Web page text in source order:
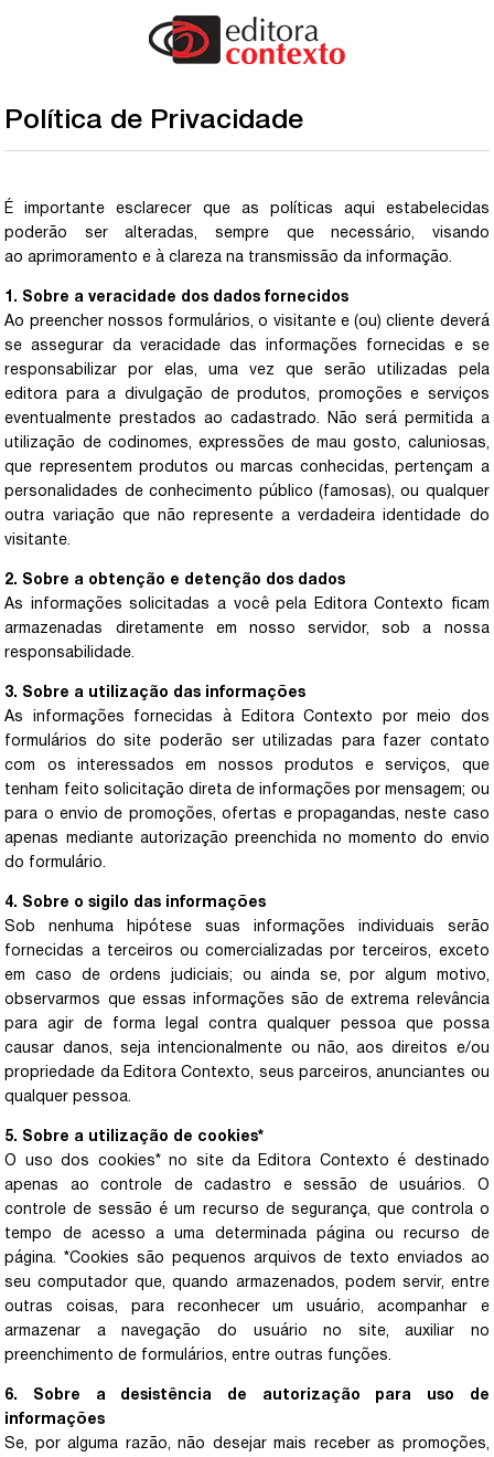
Política de Privacidade
É importante esclarecer que as políticas aqui estabelecidas
poderão ser alteradas, sempre que necessário, visando
ao aprimoramento e à clareza na transmissão da informação.
1. Sobre a veracidade dos dados fornecidos
Ao preencher nossos formulários, o visitante e (ou) cliente deverá
se assegurar da veracidade das informações fornecidas e se
responsabilizar por elas, uma vez que serão utilizadas pela
editora para a divulgação de produtos, promoções e serviços
eventualmente prestados ao cadastrado. Não será permitida a
utilização de codinomes, expressões de mau gosto, caluniosas,
que representem produtos ou marcas conhecidas, pertençam a
personalidades de conhecimento público (famosas), ou qualquer
outra variação que não represente a verdadeira identidade do
visitante.
2. Sobre a obtenção e detenção dos dados
As informações solicitadas a você pela Editora Contexto ficam
armazenadas diretamente em nosso servidor, sob a nossa
responsabilidade.
3. Sobre a utilização das informações
As informações fornecidas à Editora Contexto por meio dos
formulários do site poderão ser utilizadas para fazer contato
com os interessados em nossos produtos e serviços, que
tenham feito solicitação direta de informações por mensagem; ou
para o envio de promoções, ofertas e propagandas, neste caso
apenas mediante autorização preenchida no momento do envio
do formulário.
4. Sobre o sigilo das informações
Sob nenhuma hipótese suas informações individuais serão
fornecidas a terceiros ou comercializadas por terceiros, exceto
em caso de ordens judiciais; ou ainda se, por algum motivo,
observarmos que essas informações são de extrema relevância
para agir de forma legal contra qualquer pessoa que possa
causar danos, seja intencionalmente ou não, aos direitos e/ou
propriedade da Editora Contexto, seus parceiros, anunciantes ou
qualquer pessoa.
5. Sobre a utilização de cookies*
O uso dos cookies* no site da Editora Contexto é destinado
apenas ao controle de cadastro e sessão de usuários. O
controle de sessão é um recurso de segurança, que controla o
tempo de acesso a uma determinada página ou recurso de
página. *Cookies são pequenos arquivos de texto enviados ao
seu computador que, quando armazenados, podem servir, entre
outras coisas, para reconhecer um usuário, acompanhar e
armazenar a navegação do usuário no site, auxiliar no
preenchimento de formulários, entre outras funções.
6. Sobre a desistência de autorização para uso de
informações
Se, por alguma razão, não desejar mais receber as promoções,